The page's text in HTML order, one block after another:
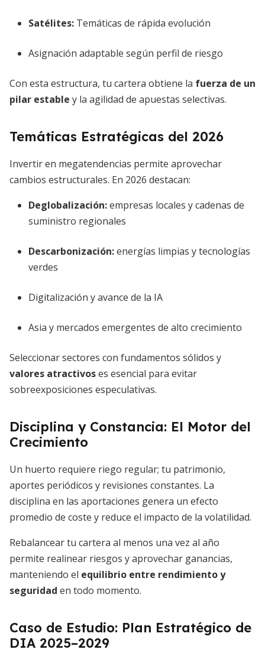
Satélites: Temáticas de rápida evolución
Asignación adaptable según perfil de riesgo
Con esta estructura, tu cartera obtiene la fuerza de un
pilar estable y la agilidad de apuestas selectivas.
Temáticas Estratégicas del 2026
Invertir en megatendencias permite aprovechar
cambios estructurales. En 2026 destacan:
Deglobalización:empresas locales y cadenas de
suministro regionales
Descarbonización:energías limpias y tecnologías
verdes
Digitalización y avance de la IA
Asia y mercados emergentes de alto crecimiento
Seleccionar sectores con fundamentos sólidos y
valores atractivoses esencial para evitar
sobreexposiciones especulativas.
Disciplina y Constancia: El Motor del
Crecimiento
Un huerto requiere riego regular; tu patrimonio,
aportes periódicos y revisiones constantes. La
disciplina en las aportaciones genera un efecto
promedio de coste y reduce el impacto de la volatilidad.
Rebalancear tu cartera al menos una vez al año
permite realinear riesgos y aprovechar ganancias,
manteniendo el equilibrio entre rendimiento y
seguridad en todo momento.
Caso de Estudio: Plan Estratégico de
DIA 2025–2029